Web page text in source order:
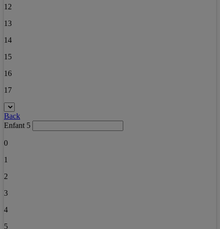
12
13
14
15
16
17
Back
Enfant 5
0
1
2
3
4
5